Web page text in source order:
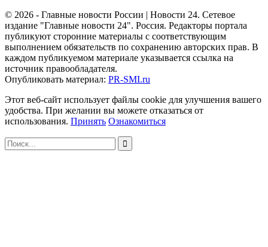
© 2026 - Главные новости России | Новости 24. Сетевое
издание "Главные новости 24". Россия. Редакторы портала
публикуют сторонние материалы с соответствующим
выполнением обязательств по сохранению авторских прав. В
каждом публикуемом материале указывается ссылка на
источник правообладателя.
Опубликовать материал: PR-SMI.ru
Этот веб-сайт использует файлы cookie для улучшения вашего
удобства. При желании вы можете отказаться от
использования. Принять Ознакомиться